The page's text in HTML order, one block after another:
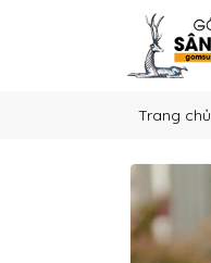
Trang chủ